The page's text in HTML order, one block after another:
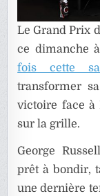
Le Grand Prix
ce dimanche
fois cette
transformer
victoire face à
sur la grille.
George
prêt à bondir,
une dernière